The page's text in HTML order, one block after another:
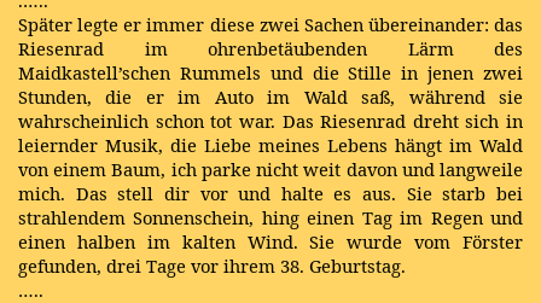
Später legte er immer diese zwei Sachen übereinander: das
Riesenrad im ohrenbetäubenden Lärm des
Maidkastell’schen Rummels und die Stille in jenen zwei
Stunden, die er im Auto im Wald saß, während sie
wahrscheinlich schon tot war. Das Riesenrad dreht sich in
leiernder Musik, die Liebe meines Lebens hängt im Wald
von einem Baum, ich parke nicht weit davon und langweile
mich. Das stell dir vor und halte es aus. Sie starb bei
strahlendem Sonnenschein, hing einen Tag im Regen und
einen halben im kalten Wind. Sie wurde vom Förster
gefunden, drei Tage vor ihrem 38. Geburtstag.
…..